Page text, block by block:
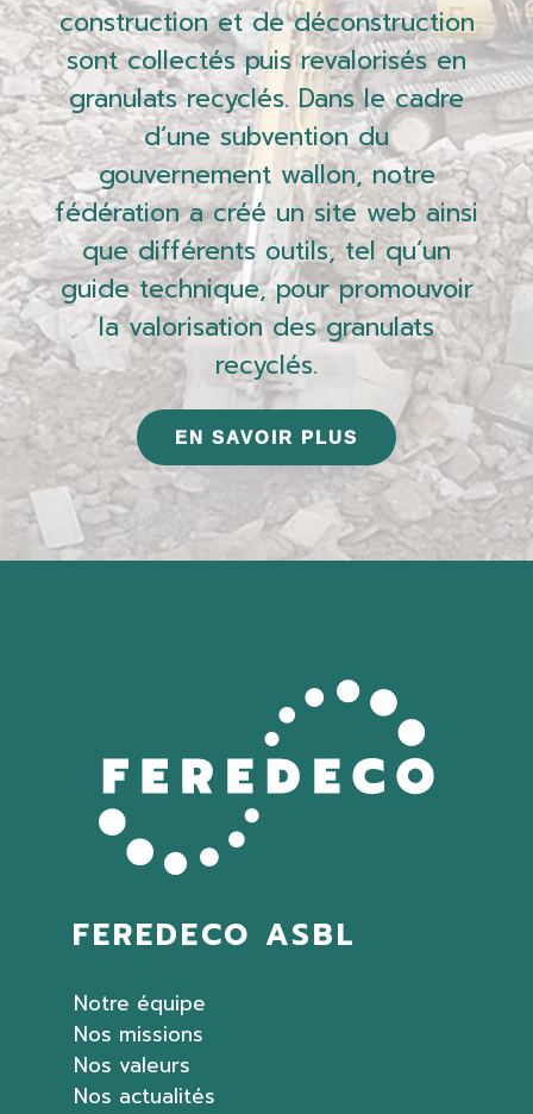
construction et de déconstruction
sont collectés puis revalorisés en
granulats recyclés. Dans le cadre
d’une subvention du
gouvernement wallon, notre
fédération a créé un site web ainsi
que différents outils, tel qu’un
guide technique, pour promouvoir
la valorisation des granulats
recyclés.
EN SAVOIR PLUS
FEREDECO ASBL
Notre équipe
Nos missions
Nos valeurs
Nos actualités